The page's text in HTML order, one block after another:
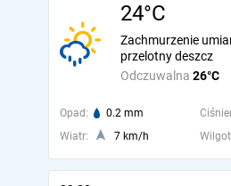
24°C
Odczuwalna 26°C
Zachmurzenie
przelotny deszcz
Opad: 0.2 mm
Wiatr:
7 km/h